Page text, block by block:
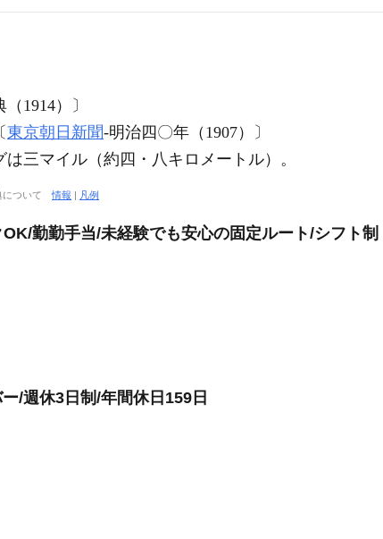
1914）〕
東京朝日新聞‐明治四〇年（1907）〕
三マイル（約四・八キロメートル）。
について情報 | 凡例
勤勤手当/未経験でも安心の固定ルート/シフト制
/週休3日制/年間休日159日